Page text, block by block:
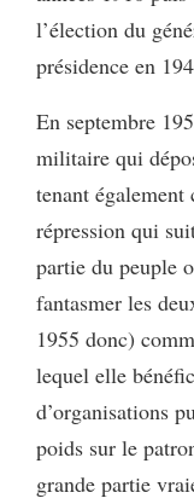
l’élection du
présidence en
En septembre
militaire qui
tenant
répression qui
partie du peuple
fantasmer les
1955 donc)
lequel elle
d’organisations
poids sur le
grande partie